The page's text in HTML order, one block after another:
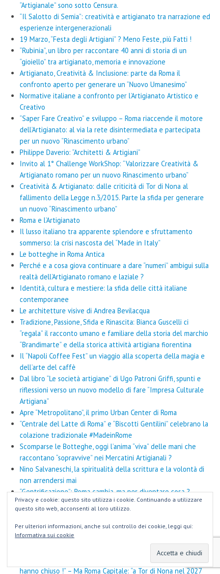
“Artigianale” sono sotto Censura.
“Il Salotto di Semia”: creatività e artigianato tra narrazione ed
esperienze intergenerazionali
19 Marzo, “Festa degli Artigiani” ? Meno Feste, più Fatti !
“Rubinia”, un libro per raccontare 40 anni di storia di un
“gioiello” tra artigianato, memoria e innovazione
Artigianato, Creatività & Inclusione: parte da Roma il
confronto aperto per generare un “Nuovo Umanesimo”
Normative italiane a confronto per l’Artigianato Artistico e
Creativo
“Saper Fare Creativo” e sviluppo – Roma riaccende il motore
dell’Artigianato: al via la rete disintermediata e partecipata
per un nuovo “Rinascimento urbano”
Philippe Daverio: “Architetti & Artigiani”
Invito al 1° Challenge WorkShop: “Valorizzare Creatività &
Artigianato romano per un nuovo Rinascimento urbano”
Creatività & Artigianato: dalle criticità di Tor di Nona al
fallimento della Legge n.3/2015. Parte la sfida per generare
un nuovo “Rinascimento urbano”
Roma e l’Artigianato
Il lusso italiano tra apparente splendore e sfruttamento
sommerso: la crisi nascosta del “Made in Italy”
Le botteghe in Roma Antica
Perché e a cosa giova continuare a dare “numeri” ambigui sulla
realtà dell’Artigianato romano e laziale ?
Identità, cultura e mestiere: la sfida delle città italiane
contemporanee
Le architetture visive di Andrea Bevilacqua
Tradizione, Passione, Sfida e Rinascita: Bianca Guscelli ci
“regala” il racconto umano e familiare della storia del marchio
“Brandimarte” e della storica attività artigiana fiorentina
Il “Napoli Coffee Fest” un viaggio alla scoperta della magia e
dell’arte del caffè
Dal libro “Le società artigiane” di Ugo Patroni Griffi, spunti e
riflessioni verso un nuovo modello di fare “Impresa Culturale
Artigiana”
Apre “Metropolitano”, il primo Urban Center di Roma
“Centrale del Latte di Roma” e “Biscotti Gentilini” celebrano la
colazione tradizionale #MadeinRome
Scomparse le Botteghe, oggi l’anima “viva” delle mani che
raccontano “sopravvive” nei Mercatini Artigianali ?
Nino Salvaneschi, la spiritualità della scrittura e la volontà di
non arrendersi mai
“Gentrificazione”: Roma cambia, ma per diventare cosa ?
Le Botteghe Artigiane di Tor di Nona: dal 1985, storia di
promesse mancate
Luigi Gentili, umanista del management ed educatore delle
arti
“Ciccillo” a Ciampino – La lunga storia della famiglia Di Pietro
hanno chiuso !” – Ma Roma Capitale: “a Tor di Nona nel 2027
Privacy e cookie: questo sito utilizza i cookie. Continuando a utilizzare
questo sito web, acconsenti al loro utilizzo.
Per ulteriori informazioni, anche sul controllo dei cookie, leggi qui:
Informativa sui cookie